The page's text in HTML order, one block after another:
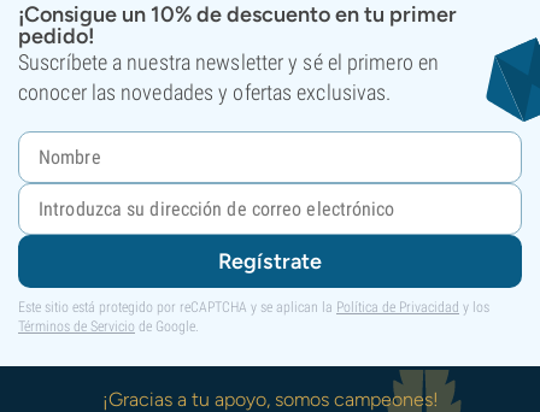
¡Consigue un 10% de descuento en tu primer
pedido!
Suscríbete a nuestra newsletter y sé el primero en
conocer las novedades y ofertas exclusivas.
Regístrate
Este sitio está protegido por reCAPTCHA y se aplican la Política de Privacidad y los
Términos de Servicio de Google.
¡Gracias a tu apoyo, somos campeones!